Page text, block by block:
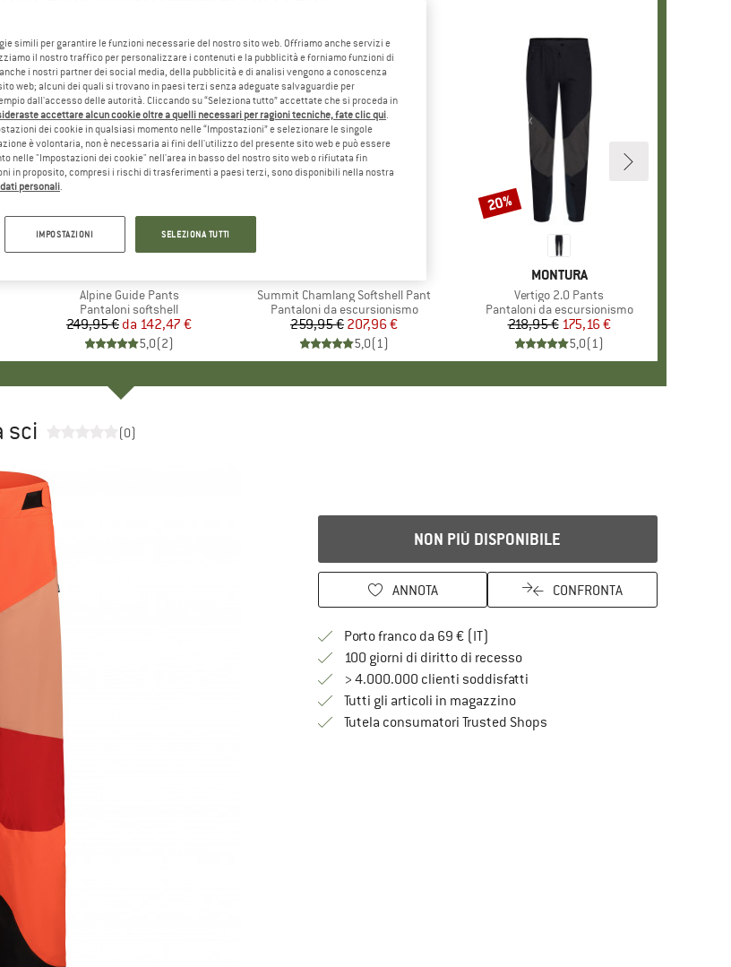
Articolo
Alpine Guide Pants
Gruppo di prodotti
Pantaloni softshell
Prezzo
249,95 € Prezzo ridotto
da 142,47 €
5,0(2)
fino al 43%
Articolo
Summit Chamlang Softshell Pant
Gruppo di prodotti
Pantaloni da escursionismo
Prezzo
259,95 €Prezzo ridotto
207,96 €
5,0(1)
MARCHIO
MONTURA
Articolo
Vertigo 2.0 Pants
Gruppo di prodotti
Pantaloni da escursionismo
Prezzo
218,95 €Prezzo ridotto
175,16 €
5,0(1)
Sconto
20%
sci (0)
NON PIÙ DISPONIBILE
ANNOTA CONFRONTA
Porto franco da 69 € (IT)
100 giorni di diritto di recessoVai alla politica di recesso qui Si
> 4.000.000 clienti soddisfatti
Tutti gli articoli in magazzino
Tutela consumatori Trusted ShopsTrovi tutte le informazioni qui!
simili per garantire le funzioni necessarie del nostro sito web. Offriamo anche servizi e
il nostro traffico per personalizzare i contenuti e la pubblicità e forniamo funzioni di
i nostri partner dei social media, della pubblicità e di analisi vengono a conoscenza
web; alcuni dei quali si trovano in paesi terzi senza adeguate salvaguardie per
dall'accesso delle autorità. Cliccando su “Seleziona tutto” accettate che si proceda in
accettare alcun cookie oltre a quelli necessari per ragioni tecniche, fate clic qui.
dei cookie in qualsiasi momento nelle “Impostazioni” e selezionare le singole
è volontaria, non è necessaria ai fini dell'utilizzo del presente sito web e può essere
nelle "Impostazioni dei cookie" nell'area in basso del nostro sito web o rifiutata fin
in proposito, compresi i rischi di trasferimenti a paesi terzi, sono disponibili nella nostra
personali.
IMPOSTAZIONI SELEZIONA TUTTI